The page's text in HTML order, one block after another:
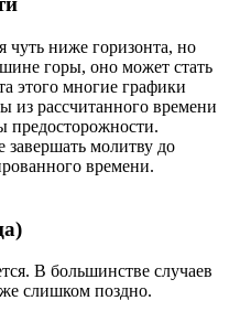
чуть ниже горизонта, но
горы, оно может стать
этого многие графики
рассчитанного времени
предосторожности.
завершать молитву до
времени.
В большинстве случаев
слишком поздно.